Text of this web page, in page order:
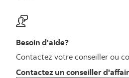
Besoin d'aide?
Contactez votre conseiller ou
Contactez un conseiller